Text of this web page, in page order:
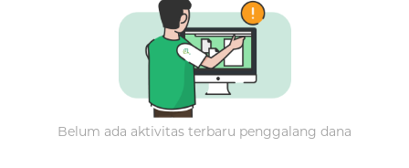
Belum ada aktivitas terbaru penggalang dana